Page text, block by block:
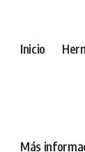
Inicio
Más